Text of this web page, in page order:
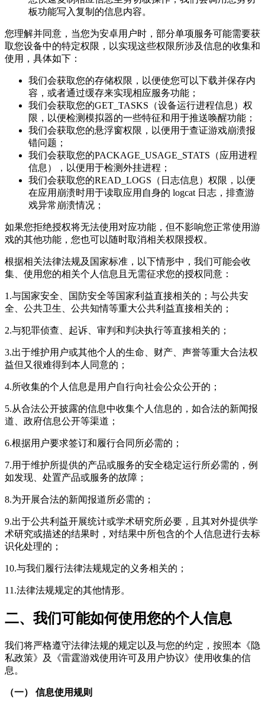
板功能写入复制的信息内容。
您理解并同意，当您为安卓用户时，部分单项服务可能需要获
取您设备中的特定权限，以实现这些权限所涉及信息的收集和
使用，具体如下：
我们会获取您的存储权限，以便使您可以下载并保存内
容，或者通过缓存来实现相应服务功能；
我们会获取您的GET_TASKS（设备运行进程信息）权
限，以便检测模拟器的一些特征和用于推送唤醒功能；
我们会获取您的悬浮窗权限，以便用于查证游戏崩溃报
错问题；
我们会获取您的PACKAGE_USAGE_STATS（应用进程
信息），以便用于检测外挂进程；
我们会获取您的READ_LOGS（日志信息）权限，以便
在应用崩溃时用于读取应用自身的 logcat 日志，排查游
戏异常崩溃情况；
如果您拒绝授权将无法使用对应功能，但不影响您正常使用游
戏的其他功能，您也可以随时取消相关权限授权。
根据相关法律法规及国家标准，以下情形中，我们可能会收
集、使用您的相关个人信息且无需征求您的授权同意：
1.与国家安全、国防安全等国家利益直接相关的；与公共安
全、公共卫生、公共知情等重大公共利益直接相关的；
2.与犯罪侦查、起诉、审判和判决执行等直接相关的；
3.出于维护用户或其他个人的生命、财产、声誉等重大合法权
益但又很难得到本人同意的；
4.所收集的个人信息是用户自行向社会公众公开的；
5.从合法公开披露的信息中收集个人信息的，如合法的新闻报
道、政府信息公开等渠道；
6.根据用户要求签订和履行合同所必需的；
7.用于维护所提供的产品或服务的安全稳定运行所必需的，例
如发现、处置产品或服务的故障；
8.为开展合法的新闻报道所必需的；
9.出于公共利益开展统计或学术研究所必要，且其对外提供学
术研究或描述的结果时，对结果中所包含的个人信息进行去标
识化处理的；
10.与我们履行法律法规规定的义务相关的；
11.法律法规规定的其他情形。
二、我们可能如何使用您的个人信息
我们将严格遵守法律法规的规定以及与您的约定，按照本《隐
私政策》及《雷霆游戏使用许可及用户协议》使用收集的信
息。
（一） 信息使用规则